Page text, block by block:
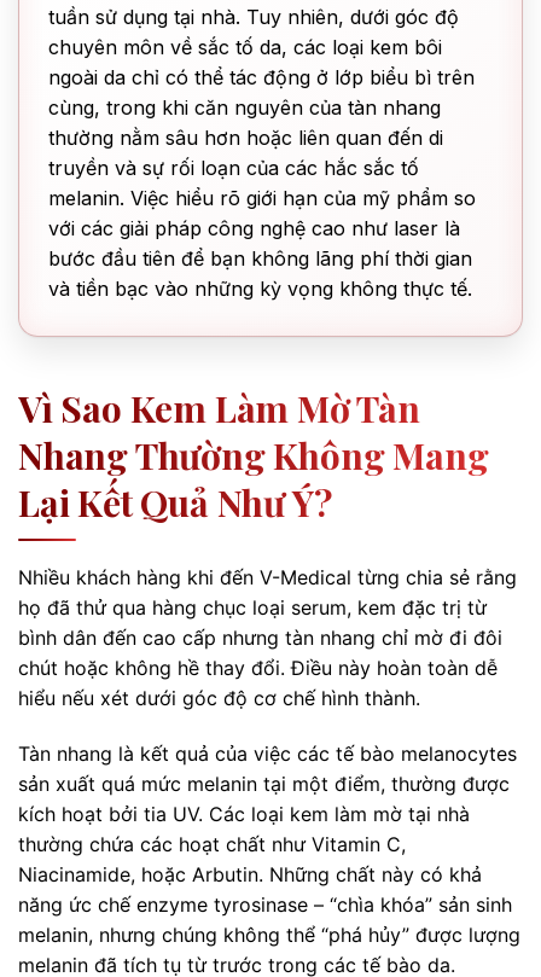
tuần sử dụng tại nhà. Tuy nhiên, dưới góc độ
chuyên môn về sắc tố da, các loại kem bôi
ngoài da chỉ có thể tác động ở lớp biểu bì trên
cùng, trong khi căn nguyên của tàn nhang
thường nằm sâu hơn hoặc liên quan đến di
truyền và sự rối loạn của các hắc sắc tố
melanin. Việc hiểu rõ giới hạn của mỹ phẩm so
với các giải pháp công nghệ cao như laser là
bước đầu tiên để bạn không lãng phí thời gian
và tiền bạc vào những kỳ vọng không thực tế.
Vì Sao Kem Làm Mờ Tàn
Nhang Thường Không Mang
Lại Kết Quả Như Ý?
Nhiều khách hàng khi đến V-Medical từng chia sẻ rằng
họ đã thử qua hàng chục loại serum, kem đặc trị từ
bình dân đến cao cấp nhưng tàn nhang chỉ mờ đi đôi
chút hoặc không hề thay đổi. Điều này hoàn toàn dễ
hiểu nếu xét dưới góc độ cơ chế hình thành.
Tàn nhang là kết quả của việc các tế bào melanocytes
sản xuất quá mức melanin tại một điểm, thường được
kích hoạt bởi tia UV. Các loại kem làm mờ tại nhà
thường chứa các hoạt chất như Vitamin C,
Niacinamide, hoặc Arbutin. Những chất này có khả
năng ức chế enzyme tyrosinase – “chìa khóa” sản sinh
melanin, nhưng chúng không thể “phá hủy” được lượng
melanin đã tích tụ từ trước trong các tế bào da.